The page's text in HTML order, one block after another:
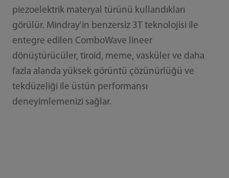
piezoelektrik materyal türünü kullandıkları
görülür. Mindray'in benzersiz 3T teknolojisi ile
entegre edilen ComboWave lineer
dönüştürücüler, tiroid, meme, vasküler ve daha
fazla alanda yüksek görüntü çözünürlüğü ve
tekdüzeliği ile üstün performansı
deneyimlemenizi sağlar.